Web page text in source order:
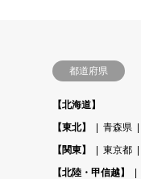
都道府県
【北海道】
【東北】
青森県
【関東】
東京都
【北陸・甲信越】